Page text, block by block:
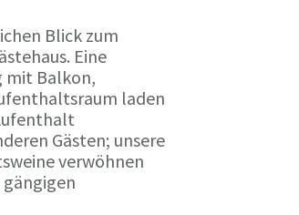
Blick zum
Eine
mit Balkon,
laden
Gästen; unsere
verwöhnen